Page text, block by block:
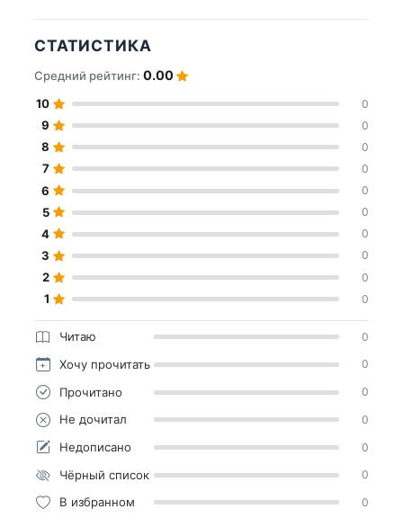
СТАТИСТИКА
Средний рейтинг: 0.00
10 0
9 0
8 0
7 0
6 0
5 0
4 0
3 0
2 0
1 0
Читаю 0
Хочу прочитать 0
Прочитано 0
Не дочитал 0
Недописано 0
Чёрный список 0
В избранном 0